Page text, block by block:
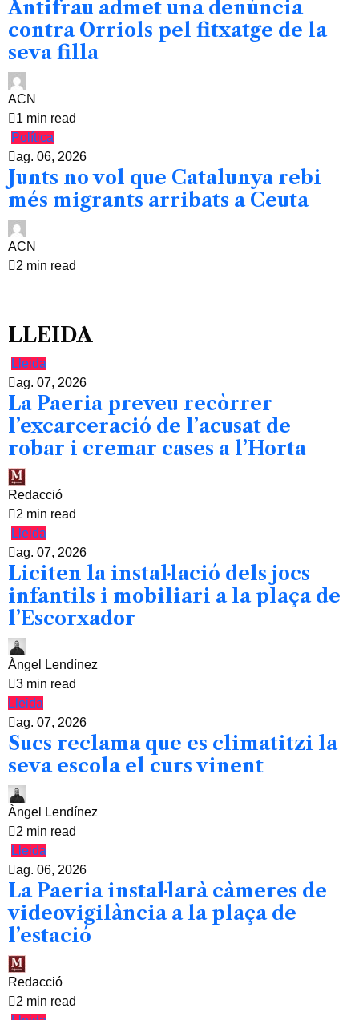
Antifrau admet una denúncia
contra Orriols pel fitxatge de la
seva filla
ACN
1 min read
Política
ag. 06, 2026
Junts no vol que Catalunya rebi
més migrants arribats a Ceuta
ACN
2 min read
LLEIDA
Lleida
ag. 07, 2026
La Paeria preveu recòrrer
l’excarceració de l’acusat de
robar i cremar cases a l’Horta
Redacció
2 min read
Lleida
ag. 07, 2026
Liciten la instal·lació dels jocs
infantils i mobiliari a la plaça de
l’Escorxador
Àngel Lendínez
3 min read
Lleida
ag. 07, 2026
Sucs reclama que es climatitzi la
seva escola el curs vinent
Àngel Lendínez
2 min read
Lleida
ag. 06, 2026
La Paeria instal·larà càmeres de
videovigilància a la plaça de
l’estació
Redacció
2 min read